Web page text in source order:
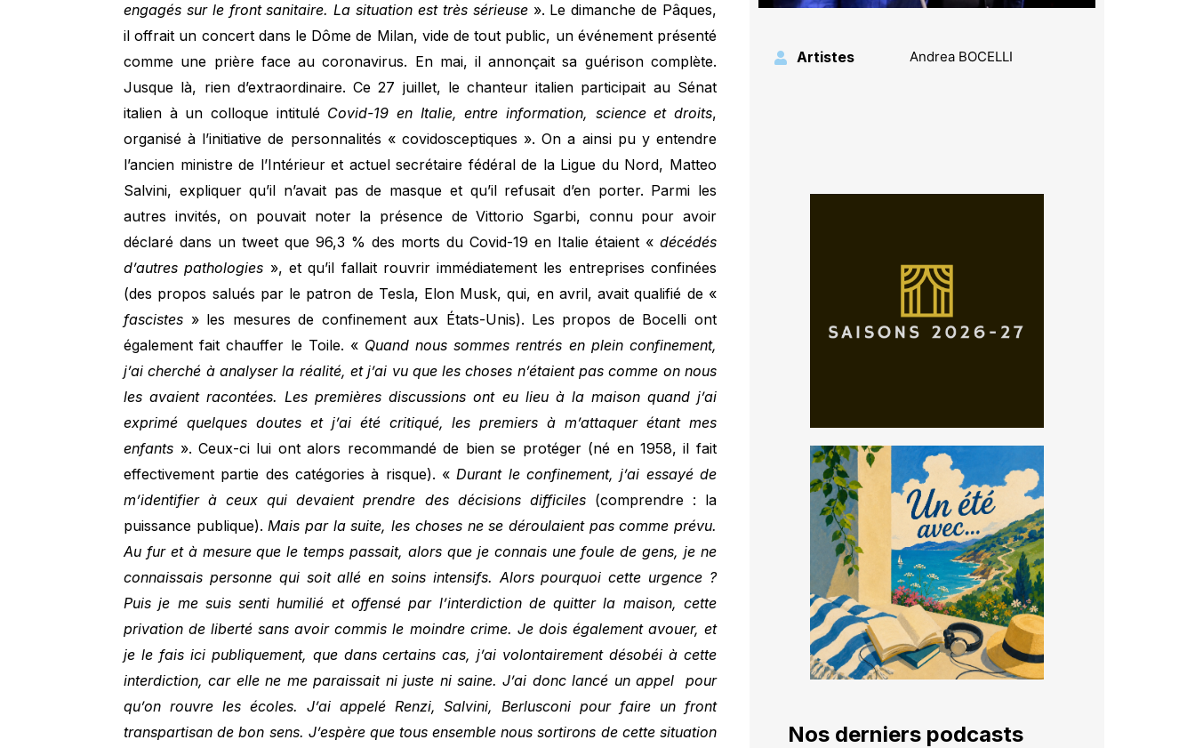
engagés sur le front sanitaire. La situation est très sérieuse». Le dimanche de Pâques,
il offrait un concert dans le Dôme de Milan, vide de tout public, un événement présenté
comme une prière face au coronavirus. En mai, il annonçait sa guérison complète.
Jusque là, rien d’extraordinaire. Ce 27 juillet, le chanteur italien participait au Sénat
italien à un colloque intitulé Covid-19 en Italie, entre information, science et droits,
organisé à l’initiative de personnalités « covidosceptiques ». On a ainsi pu y entendre
l’ancien ministre de l’Intérieur et actuel secrétaire fédéral de la Ligue du Nord, Matteo
Salvini, expliquer qu’il n’avait pas de masque et qu’il refusait d’en porter. Parmi les
autres invités, on pouvait noter la présence de Vittorio Sgarbi, connu pour avoir
déclaré dans un tweet que 96,3 % des morts du Covid-19 en Italie étaient « décédés
d’autres pathologies », et qu’il fallait rouvrir immédiatement les entreprises confinées
(des propos salués par le patron de Tesla, Elon Musk, qui, en avril, avait qualifié de «
fascistes » les mesures de confinement aux États-Unis). Les propos de Bocelli ont
également fait chauffer le Toile. « Quand nous sommes rentrés en plein confinement,
j’ai cherché à analyser la réalité, et j’ai vu que les choses n’étaient pas comme on nous
les avaient racontées. Les premières discussions ont eu lieu à la maison quand j’ai
exprimé quelques doutes et j’ai été critiqué, les premiers à m’attaquer étant mes
enfants ». Ceux-ci lui ont alors recommandé de bien se protéger (né en 1958, il fait
effectivement partie des catégories à risque). «Durant le confinement, j’ai essayé de
m’identifier à ceux qui devaient prendre des décisions difficiles(comprendre : la
puissance publique).Mais par la suite, les choses ne se déroulaient pas comme prévu.
Au fur et à mesure que le temps passait, alors que je connais une foule de gens, je ne
connaissais personne qui soit allé en soins intensifs. Alors pourquoi cette urgence ?
Puis je me suis senti humilié et offensé par l’interdiction de quitter la maison, cette
privation de liberté sans avoir commis le moindre crime. Je dois également avouer, et
je le fais ici publiquement, que dans certains cas, j’ai volontairement désobéi à cette
interdiction, car elle ne me paraissait ni juste ni saine. J’ai donc lancé un appel pour
qu’on rouvre les écoles. J’ai appelé Renzi, Salvini, Berlusconi pour faire un front
transpartisan de bon sens. J’espère que tous ensemble nous sortirons de cette situation
Artistes Andrea BOCELLI
Nos derniers podcasts